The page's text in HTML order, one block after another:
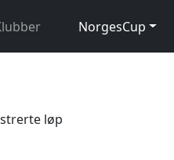
NorgesCup
løp